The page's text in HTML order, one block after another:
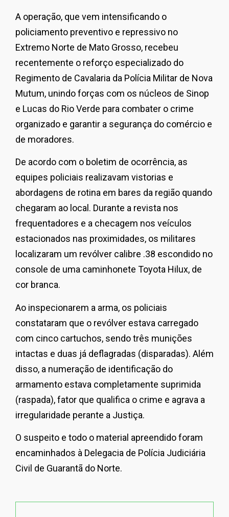
A operação, que vem intensificando o
policiamento preventivo e repressivo no
Extremo Norte de Mato Grosso, recebeu
recentemente o reforço especializado do
Regimento de Cavalaria da Polícia Militar de Nova
Mutum, unindo forças com os núcleos de Sinop
e Lucas do Rio Verde para combater o crime
organizado e garantir a segurança do comércio e
de moradores.
De acordo com o boletim de ocorrência, as
equipes policiais realizavam vistorias e
abordagens de rotina em bares da região quando
chegaram ao local. Durante a revista nos
frequentadores e a checagem nos veículos
estacionados nas proximidades, os militares
localizaram um revólver calibre .38 escondido no
console de uma caminhonete Toyota Hilux, de
cor branca.
Ao inspecionarem a arma, os policiais
constataram que o revólver estava carregado
com cinco cartuchos, sendo três munições
intactas e duas já deflagradas (disparadas). Além
disso, a numeração de identificação do
armamento estava completamente suprimida
(raspada), fator que qualifica o crime e agrava a
irregularidade perante a Justiça.
O suspeito e todo o material apreendido foram
encaminhados à Delegacia de Polícia Judiciária
Civil de Guarantã do Norte.